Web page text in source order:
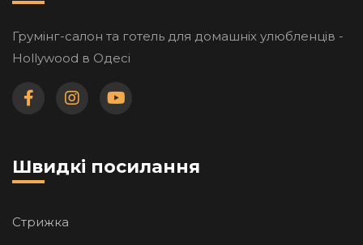
Грумінг-салон та готель для домашніх улюбленців -
Hollywood в Одесі
Швидкі посилання
Стрижка